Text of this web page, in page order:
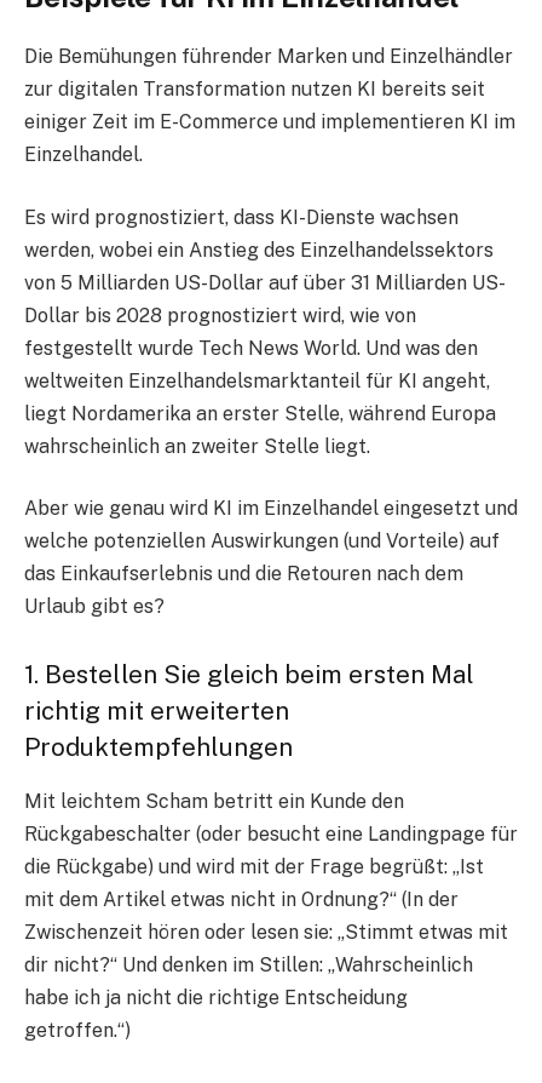
Die Bemühungen führender Marken und Einzelhändler
zur digitalen Transformation nutzen KI bereits seit
einiger Zeit im E-Commerce und implementieren KI im
Einzelhandel.
Es wird prognostiziert, dass KI-Dienste wachsen
werden, wobei ein Anstieg des Einzelhandelssektors
von 5 Milliarden US-Dollar auf über 31 Milliarden US-
Dollar bis 2028 prognostiziert wird, wie von
festgestellt wurde Tech News World. Und was den
weltweiten Einzelhandelsmarktanteil für KI angeht,
liegt Nordamerika an erster Stelle, während Europa
wahrscheinlich an zweiter Stelle liegt.
Aber wie genau wird KI im Einzelhandel eingesetzt und
welche potenziellen Auswirkungen (und Vorteile) auf
das Einkaufserlebnis und die Retouren nach dem
Urlaub gibt es?
1. Bestellen Sie gleich beim ersten Mal
richtig mit erweiterten
Produktempfehlungen
Mit leichtem Scham betritt ein Kunde den
Rückgabeschalter (oder besucht eine Landingpage für
die Rückgabe) und wird mit der Frage begrüßt: „Ist
mit dem Artikel etwas nicht in Ordnung?“ (In der
Zwischenzeit hören oder lesen sie: „Stimmt etwas mit
dir nicht?“ Und denken im Stillen: „Wahrscheinlich
habe ich ja nicht die richtige Entscheidung
getroffen.“)